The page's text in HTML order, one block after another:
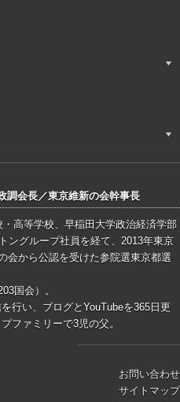
調会長／東京維新の会幹事長
高等学校、早稲田大学政治経済学部
ングループ社員を経て、2013年東京
会から公認を受けた参院選東京都選
国会）。
行い、ブログとYouTubeを365日更
ファミリーで3児の父。
お問い合わせ
サイトマップ